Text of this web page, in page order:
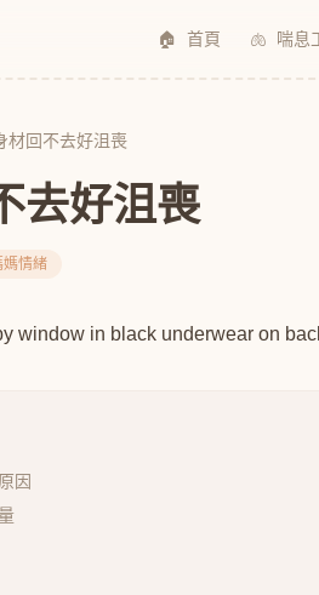
🏠 首頁 🫁 喘息
材回不去好沮喪
去好沮喪
媽情緒
因